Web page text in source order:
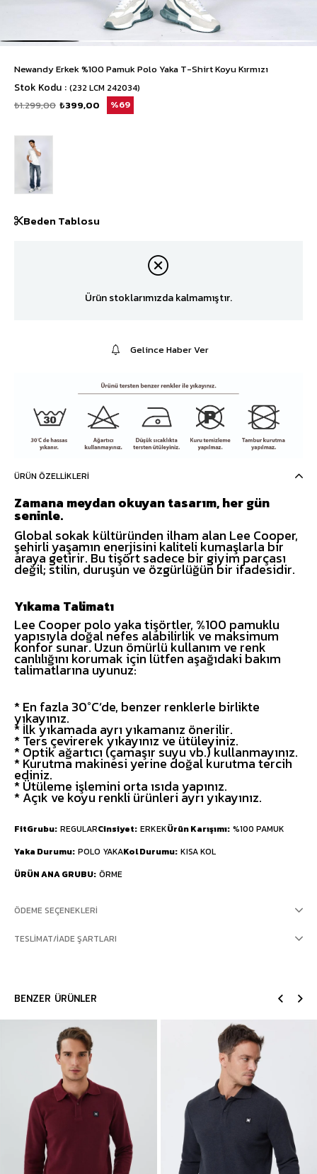
Newandy Erkek %100 Pamuk Polo Yaka T-Shirt Koyu Kırmızı
Stok Kodu (232 LCM 242034)
₺1.299,00 ₺399,00 69
Beden Tablosu
Ürün stoklarımızda kalmamıştır.
Gelince Haber Ver
ÜRÜN ÖZELLIKLERI
Zamana meydan okuyan tasarım, her gün
seninle.
Global sokak kültüründen ilham alan Lee Cooper,
şehirli yaşamın enerjisini kaliteli kumaşlarla bir
araya getirir. Bu tişört sadece bir giyim parçası
değil; stilin, duruşun ve özgürlüğün bir ifadesidir.
Yıkama Talimatı
Lee Cooper polo yaka tişörtler, %100 pamuklu
yapısıyla doğal nefes alabilirlik ve maksimum
konfor sunar. Uzun ömürlü kullanım ve renk
canlılığını korumak için lütfen aşağıdaki bakım
talimatlarına uyunuz:
* En fazla 30°C’de, benzer renklerle birlikte
yıkayınız.
* İlk yıkamada ayrı yıkamanız önerilir.
* Ters çevirerek yıkayınız ve ütüleyiniz.
* Optik ağartıcı (çamaşır suyu vb.) kullanmayınız.
* Kurutma makinesi yerine doğal kurutma tercih
ediniz.
* Ütüleme işlemini orta ısıda yapınız.
* Açık ve koyu renkli ürünleri ayrı yıkayınız.
FitGrubu REGULARCinsiyet ERKEKÜrün Karışımı %100 PAMUK
Yaka Durumu POLO YAKAKol Durumu KISA KOL
ÜRÜN ANA GRUBU ÖRME
ÖDEME SEÇENEKLERI
TESLIMAT/İADE ŞARTLARI
BENZER ÜRÜNLER